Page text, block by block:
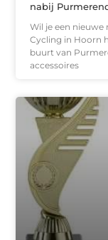
nabij
Wil je een nieuwe
Cycling in Hoorn
buurt van
accessoires